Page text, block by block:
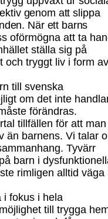
genom att slippa
När ett barns
oförmögna att ta
ställa sig på
och tryggt liv i form av
till svenska
om det inte
förändras.
tillfällen för att man
än barnens. Vi talar
Tyvärr
barn i
rimligen alltid väga
i fokus i hela
till trygga